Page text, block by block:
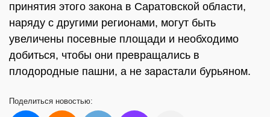
принятия этого закона в Саратовской области,
наряду с другими регионами, могут быть
увеличены посевные площади и необходимо
добиться, чтобы они превращались в
плодородные пашни, а не зарастали бурьяном.
Поделиться новостью: